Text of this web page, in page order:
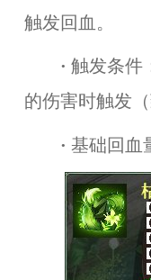
触发回血。
· 触发条件
的伤害时触发
· 基础回血